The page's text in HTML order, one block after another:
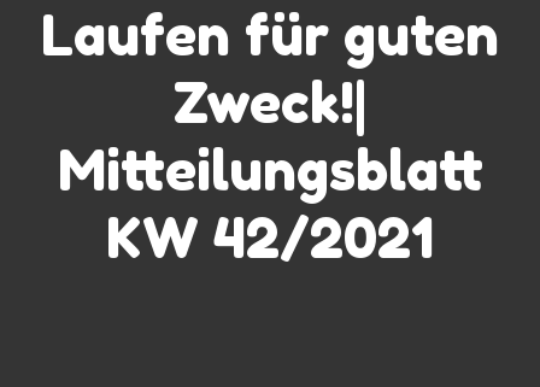
Laufen für guten
Zweck!|
Mitteilungsblatt
KW 42/2021